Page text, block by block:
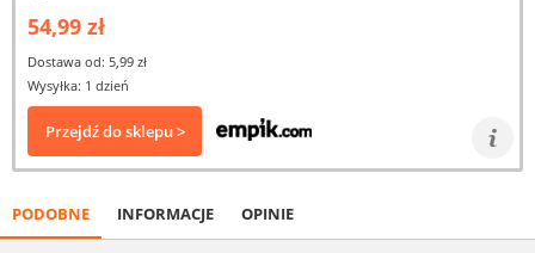
54,99 zł
Dostawa od: 5,99 zł
Wysyłka: 1 dzień
Przejdź do sklepu >
PODOBNE INFORMACJE OPINIE